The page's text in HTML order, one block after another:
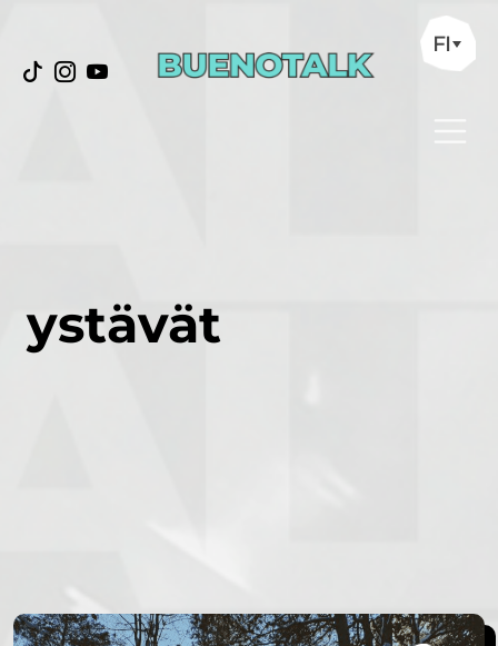
FI
ystävät